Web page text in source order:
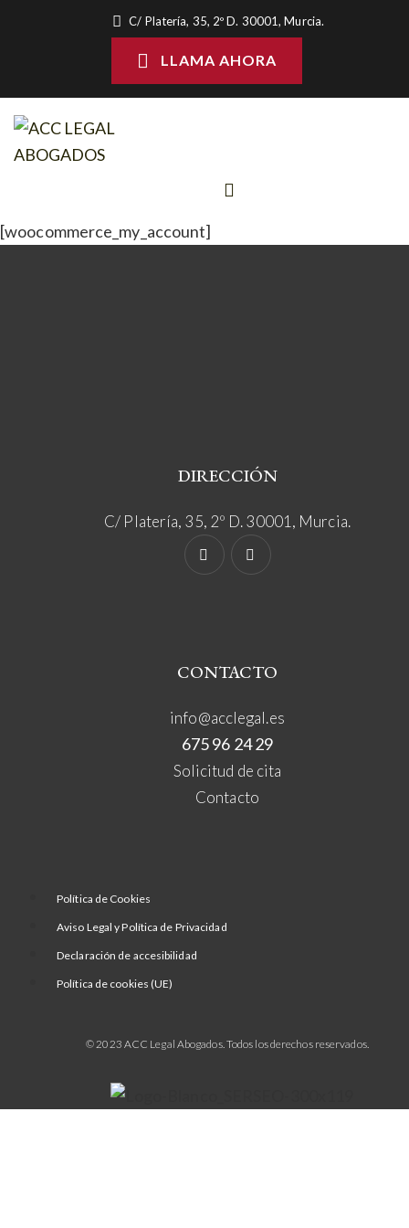
C/ Platería, 35, 2º D. 30001, Murcia.
LLAMA AHORA
[woocommerce_my_account]
DIRECCIÓN
C/ Platería, 35, 2º D. 30001, Murcia.
CONTACTO
info@acclegal.es
675 96 24 29
Solicitud de cita
Contacto
Política de Cookies
Aviso Legal y Política de Privacidad
Declaración de accesibilidad
Política de cookies (UE)
© 2023 ACC Legal Abogados. Todos los derechos reservados.